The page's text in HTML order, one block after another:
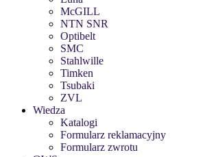
McGILL
NTN SNR
Optibelt
SMC
Stahlwille
Timken
Tsubaki
ZVL
Wiedza
Katalogi
Formularz reklamacyjny
Formularz zwrotu